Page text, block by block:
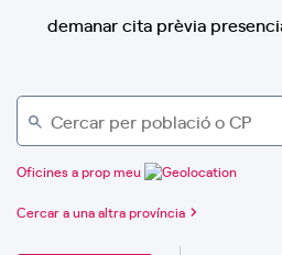
demanar cita prèvia
Oficines a prop meu
Cercar a una altra província